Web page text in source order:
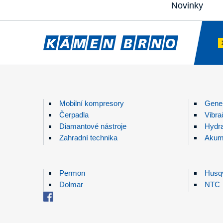
Novinky
Mobilní kompresory
Čerpadla
Diamantové nástroje
Zahradní technika
Permon
Dolmar
NTC